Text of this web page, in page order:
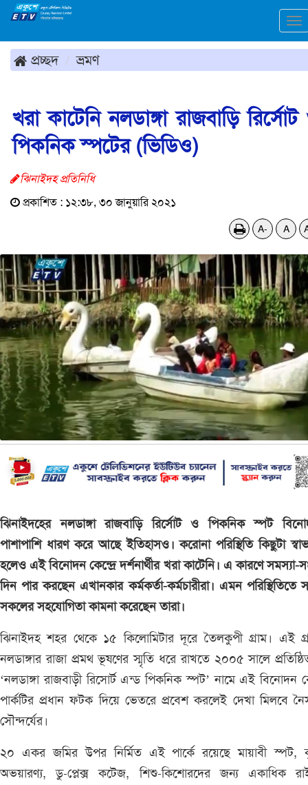
প্রচ্ছদ ভ্রমণ
খরা কাটেনি নলডাঙ্গা রাজবাড়ি
পিকনিক স্পটের (ভিডিও)
ঝিনাইদহ প্রতিনিধি
প্রকাশিত : ১২:৩৮, ৩০ জানুয়ারি ২০২১
A- A
ঝিনাইদহের নলডাঙ্গা রাজবাড়ি রির্সোট ও পিকনিক স্পট
পাশাপাশি ধারণ করে আছে ইতিহাসও। করোনা পরিস্থিতি কিছুটা
হলেও এই বিনোদন কেন্দ্রে দর্শনার্থীর খরা কাটেনি। এ কারণে সমস্যা-
দিন পার করছেন এখানকার কর্মকর্তা-কর্মচারীরা। এমন পরিস্থিতিতে
সকলের সহযোগিতা কামনা করেছেন তারা।
ঝিনাইদহ শহর থেকে ১৫ কিলোমিটার দূরে তৈলকুপী গ্রাম। এই
নলডাঙ্গার রাজা প্রমথ ভূষণের স্মৃতি ধরে রাখতে ২০০৫ সালে
‘নলডাঙ্গা রাজবাড়ী রিসোর্ট এন্ড পিকনিক স্পট’ নামে এই বিনোদন
পার্কটির প্রধান ফটক দিয়ে ভেতরে প্রবেশ করলেই দেখা মিলবে
সৌন্দর্যের।
২০ একর জমির উপর নির্মিত এই পার্কে রয়েছে মায়াবী স্পট,
অভয়ারণ্য, ডু-প্লেক্স কটেজ, শিশু-কিশোরদের জন্য একাধিক